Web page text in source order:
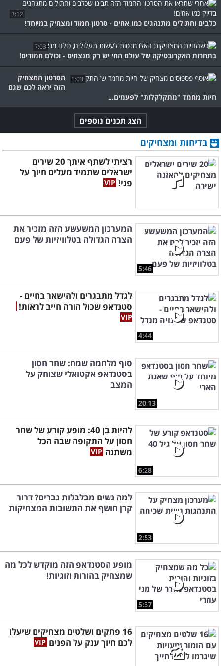
3:12
כלבים וחתולים מתנהגים כמו אחים - סרטון חמוד ומצחיק במיוחד!
7:03
בתחרות האקרובטיקה של עולם החי יש רק מנצחים - וכולם חמודים!
3:03
הסרטון המצחיק
הזה יראה לכם שגם
חיות מחמד "מתקלקלות" לפעמים...
הצג תכנים נוספים
בדיחות ומצחיקים
רציתי לשתף איתך 20 שירים
ישראלים שתמיד מעלים חיוך על
פני!
5:46
המערכון המשעשע הזה מזכיר את
הצרה הגדולה בטלוויזיות של פעם
4:44
לגדל מתבגרים ולהישאר בחיים -
סטנדאפ שכול הורה חייב לראות!
20:13
סוף מלחמה שמח: שחר חסון
בסטנדאפ אקטואלי שצוחק על
המצב
6:28
להיות בן 40: מופע קורע של שחר
חסון על התקופה שבה הכל
משתנה
2:53
למה נשים מבלבלות גברים? דרור
קרן חושף את התשובות המצחיקות
5:37
מופע הסטנדאפ הזה מוקדש לכל מה
שמצחיק בהורות וזוגיות!
16 פתקים ושלטים מצחיקים שיעלו
לכם חיוך ענק על הפנים